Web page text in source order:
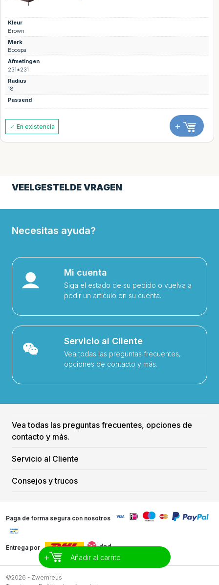
En existencia
VEELGESTELDE VRAGEN
+ Añadir al carrito
Necesitas ayuda?
Mi cuenta
Siga el estado de su pedido o vuelva a
pedir un artículo en su cuenta.
Servicio al Cliente
Vea todas las preguntas frecuentes,
opciones de contacto y más.
Vea todas las preguntas frecuentes, opciones de
contacto y más.
Servicio al Cliente
Consejos y trucos
Paga de forma segura con nosotros
Entrega por
©2026 - Zwemreus